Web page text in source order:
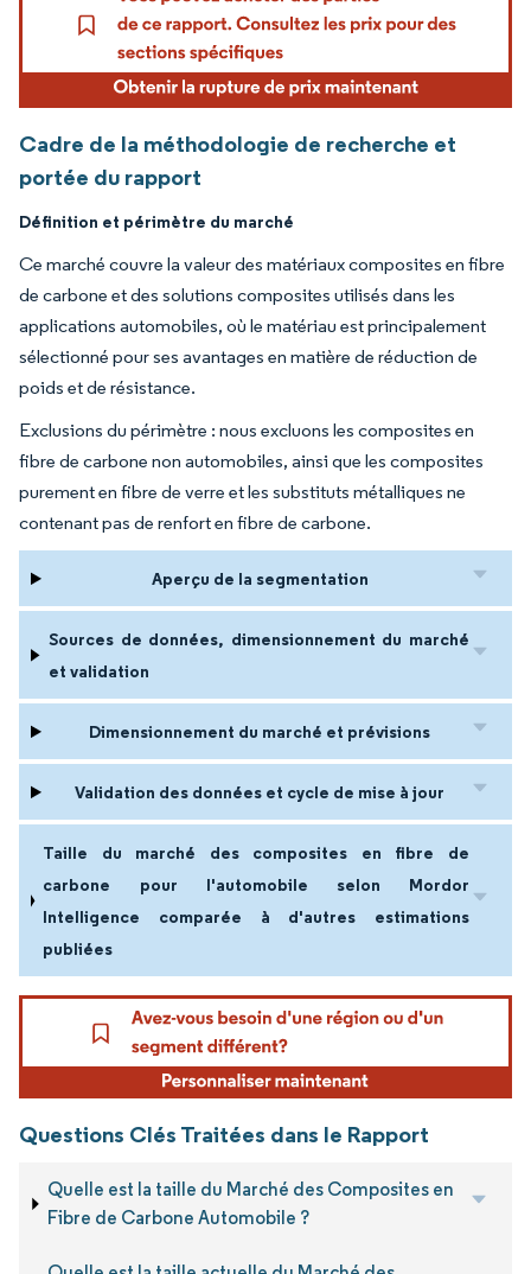
Cadre de la méthodologie de recherche et
portée du rapport
Définition et périmètre du marché
Ce marché couvre la valeur des matériaux composites en fibre
de carbone et des solutions composites utilisés dans les
applications automobiles, où le matériau est principalement
sélectionné pour ses avantages en matière de réduction de
poids et de résistance.
Exclusions du périmètre : nous excluons les composites en
fibre de carbone non automobiles, ainsi que les composites
purement en fibre de verre et les substituts métalliques ne
contenant pas de renfort en fibre de carbone.
Aperçu de la segmentation
Sources de données, dimensionnement du marché
et validation
Dimensionnement du marché et prévisions
Validation des données et cycle de mise à jour
Taille du marché des composites en fibre de
carbone pour l'automobile selon Mordor
Intelligence comparée à d'autres estimations
publiées
Questions Clés Traitées dans le Rapport
Quelle est la taille du Marché des Composites en
Fibre de Carbone Automobile ?